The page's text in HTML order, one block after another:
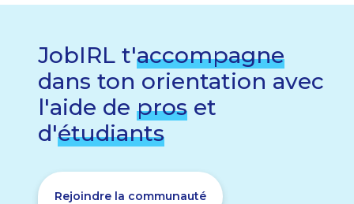
JobIRL t'accompagne
dans ton orientation avec
l'aide de pros et
d'étudiants
Rejoindre la communauté